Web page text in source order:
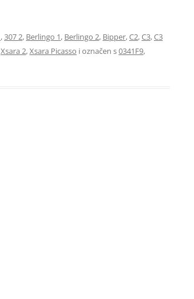
,307 2, Berlingo 1, Berlingo 2, Bipper,C2,C3,C3
Xsara 2,Xsara Picasso i označen s0341F9,